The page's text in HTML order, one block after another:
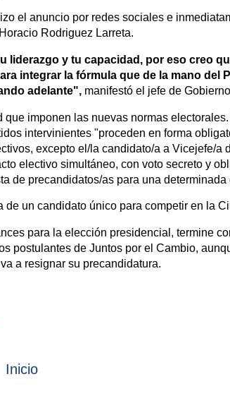
el anuncio por redes sociales e
Rodriguez Larreta.
liderazgo y tu capacidad, por eso creo
integrar la fórmula que de la mano del
adelante", manifestó el jefe de
imponen las nuevas normas
intervinientes "proceden en forma
excepto el/la candidato/a a Vicejefe/a
electivo simultáneo, con voto secreto y
de precandidatos/as para una determinada
un candidato único para competir en la
para la elección presidencial, termine
postulantes de Juntos por el Cambio,
a resignar su precandidatura.
Inicio